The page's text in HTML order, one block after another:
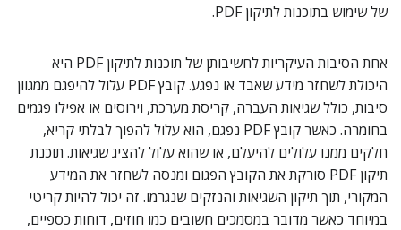
של שימוש בתוכנות לתיקון PDF.
אחת הסיבות העיקריות לחשיבותן של תוכנות לתיקון PDF היא
היכולת לשחזר מידע שאבד או נפגע. קובץ PDF עלול להיפגם ממגוון
סיבות, כולל שגיאות העברה, קריסת מערכת, וירוסים או אפילו פגמים
בחומרה. כאשר קובץ PDF נפגם, הוא עלול להפוך לבלתי קריא,
חלקים ממנו עלולים להיעלם, או שהוא עלול להציג שגיאות. תוכנת
תיקון PDF סורקת את הקובץ הפגום ומנסה לשחזר את המידע
המקורי, תוך תיקון השגיאות והנזקים שנגרמו. זה יכול להיות קריטי
במיוחד כאשר מדובר במסמכים חשובים כמו חוזים, דוחות כספיים,